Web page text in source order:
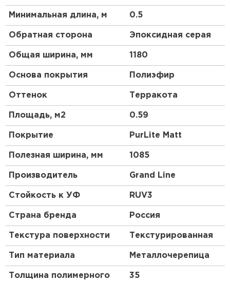
Минимальная длина, м 0.5
Обратная сторона Эпоксидная серая
Общая ширина, мм 1180
Основа покрытия Полиэфир
Оттенок Терракота
Площадь, м2 0.59
Покрытие PurLite Мatt
Полезная ширина, мм 1085
Производитель Grand Line
Стойкость к УФ RUV3
Страна бренда Россия
Текстура поверхности Текстурированная
Тип материала Металлочерепица
Толщина полимерного 35